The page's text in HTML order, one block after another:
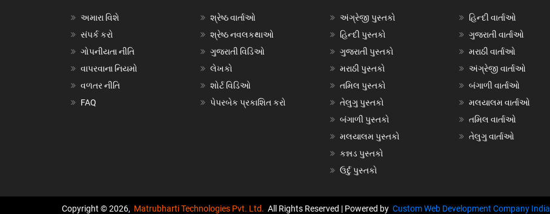
અમારા વિશે
સંપર્ક કરો
ગોપનીયતા નીતિ
વાપરવાના નિયમો
વળતર નીતિ
FAQ
શ્રેષ્ઠ વાર્તાઓ
શ્રેષ્ઠ નવલકથાઓ
ગુજરાતી વિડિઓ
લેખકો
શોર્ટ વિડિઓ
પેપરબેક પ્રકાશિત કરો
અંગ્રેજી પુસ્તકો
હિન્દી પુસ્તકો
ગુજરાતી પુસ્તકો
મરાઠી પુસ્તકો
તમિલ પુસ્તકો
તેલુગુ પુસ્તકો
બંગાળી પુસ્તકો
મલયાલમ પુસ્તકો
કન્નડ પુસ્તકો
ઉર્દુ પુસ્તકો
હિન્દી વાર્તાઓ
ગુજરાતી વાર્તાઓ
મરાઠી વાર્તાઓ
અંગ્રેજી વાર્તાઓ
બંગાળી વાર્તાઓ
મલયાલમ વાર્તાઓ
તમિલ વાર્તાઓ
તેલુગુ વાર્તાઓ
Copyright © 2026, Matrubharti Technologies Pvt. Ltd. All Rights Reserved | Powered by Custom Web Development Company India